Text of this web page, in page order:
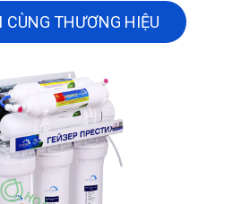
THƯƠNG HIỆU